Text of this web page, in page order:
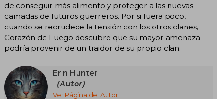
de conseguir más alimento y proteger a las nuevas
camadas de futuros guerreros. Por si fuera poco,
cuando se recrudece la tensión con los otros clanes,
Corazón de Fuego descubre que su mayor amenaza
podría provenir de un traidor de su propio clan.
Erin Hunter
(Autor)
Ver Página del Autor